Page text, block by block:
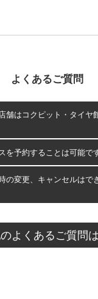
よくあるご質問
舗はコクピット・タイヤ
タイヤ館のみとなります
を予約することは可能で
のご予約は可能です。
ービスの組み合わせに限り、
ざいます。
の変更、キャンセルはで
の3営業日前を過ぎている
つきましては、直接ご予
よくあるご質問